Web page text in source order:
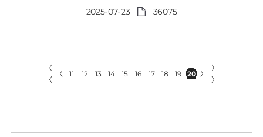
2025-07-23 36075
〈
〈
〈 11 12 13 14 15 16 17 18 19 20 〉
〉
〉